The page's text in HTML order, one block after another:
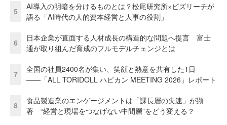
5
AI導入の明暗を分けるものとは？松尾研究所×ビズリーチが
語る「AI時代の人的資本経営と人事の役割」
6
日本企業が直面する人材成長の構造的な問題へ提言 富士
通が取り組んだ育成のフルモデルチェンジとは
7
全国の社員2400名が集い、笑顔と熱意を共有した1日
――「ALL TORIDOLL ハピカン MEETING 2026」レポート
8
食品製造業のエンゲージメントは「課長層の失速」が顕
著 “経営と現場をつなげない中間層”をどう変える？